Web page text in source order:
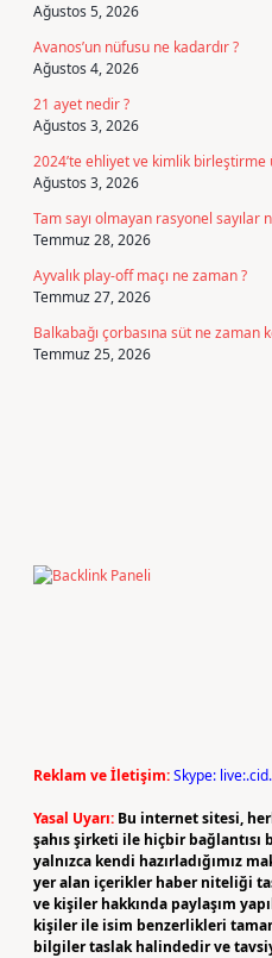
Ağustos 5, 2026
Avanos’un nüfusu ne kadardır ?
Ağustos 4, 2026
21 ayet nedir ?
Ağustos 3, 2026
2024’te ehliyet ve kimlik birleştirme
Ağustos 3, 2026
Tam sayı olmayan rasyonel sayılar
Temmuz 28, 2026
Ayvalık play-off maçı ne zaman ?
Temmuz 27, 2026
Balkabağı çorbasına süt ne zaman
Temmuz 25, 2026
Reklam ve İletişim:Skype:
Yasal Uyarı: Bu internet sitesi,
şahıs şirketi ile hiçbir bağlantısı
yalnızca kendi hazırladığımız
yer alan içerikler haber niteliği
ve kişiler hakkında paylaşım
kişiler ile isim benzerlikleri
bilgiler taslak halindedir ve